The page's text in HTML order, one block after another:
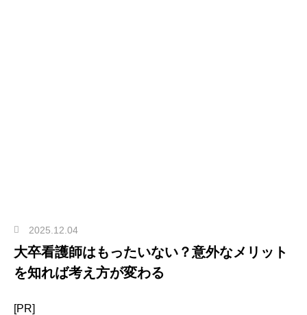
2025.12.04
大卒看護師はもったいない？意外なメリット
を知れば考え方が変わる
[PR]